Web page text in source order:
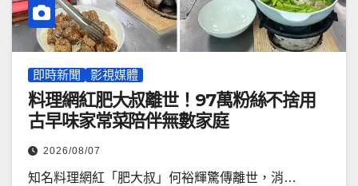
即時新聞 影視媒體
料理網紅肥大叔離世！97萬粉絲不捨用
古早味家常菜陪伴無數家庭
2026/08/07
知名料理網紅「肥大叔」何裕輝驚傳離世，消…